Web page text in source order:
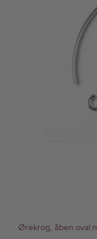
Ørekrog, åben oval